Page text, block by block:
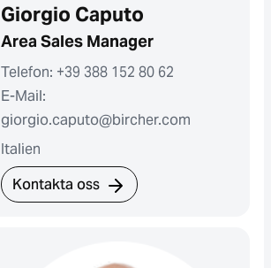
Giorgio Caputo
Area Sales Manager
Telefon: +39 388 152 80 62
E-Mail:
giorgio.caputo@bircher.com
Italien
Kontakta oss